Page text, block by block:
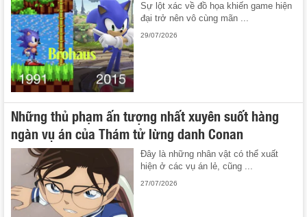
Sự lột xác về đồ họa khiến game hiện
đại trở nên vô cùng mãn ...
29/07/2026
Những thủ phạm ấn tượng nhất xuyên suốt hàng
ngàn vụ án của Thám tử lừng danh Conan
Đây là những nhân vật có thể xuất
hiện ở các vụ án lẻ, cũng ...
27/07/2026